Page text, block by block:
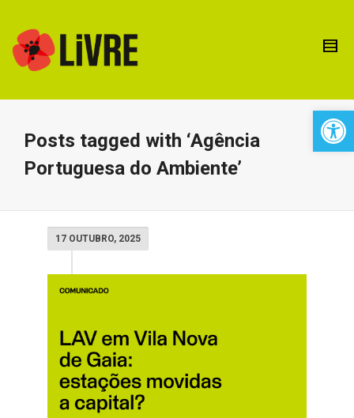
Posts tagged with ‘Agência
Portuguesa do Ambiente’
17 OUTUBRO, 2025